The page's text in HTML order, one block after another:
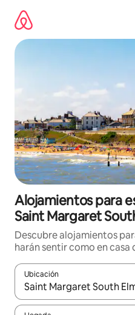
contenido
Alojamientos para
Saint Margaret
Descubre alojamientos
harán sentir como en casa
Ubicación
Cuando los resultados